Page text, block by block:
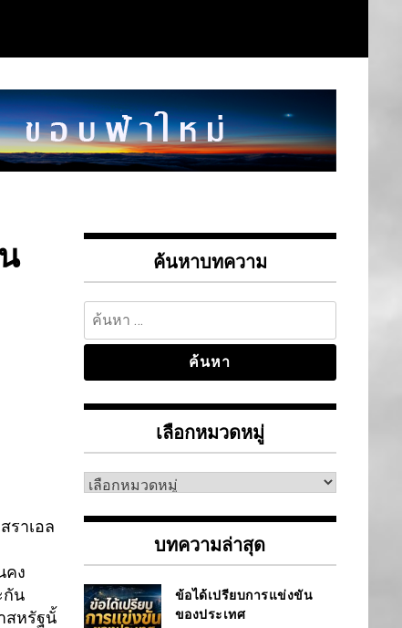
ราเอล
คง
กัน
สหรัฐนั้
ค้นหาบทความ
ค้นหา
สำหรับ:
เลือกหมวดหมู่
เลือก
หมู่
บทความล่าสุด
ข้อได้เปรียบการแข่งขัน
ของประเทศ